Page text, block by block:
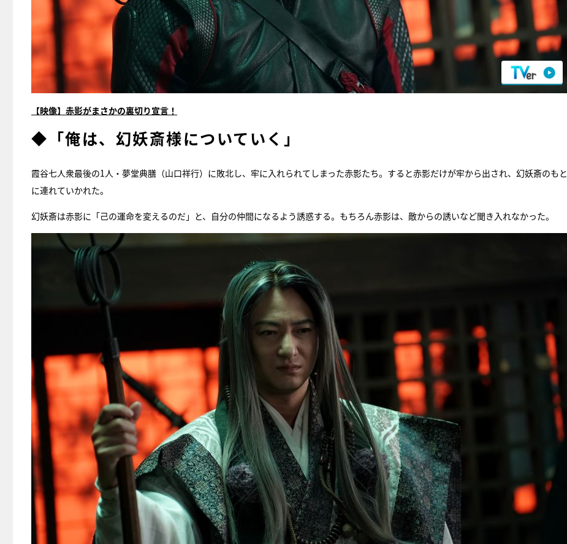
【映像】赤影がまさかの裏切り宣言！
◆「俺は、幻妖斎様についていく」
霞谷七人衆最後の1人・夢堂典膳（山口祥行）に敗北し、牢に入れられてしまった赤影たち。すると赤影だけが牢から出され、幻妖斎のもと
に連れていかれた。
幻妖斎は赤影に「己の運命を変えるのだ」と、自分の仲間になるよう誘惑する。もちろん赤影は、敵からの誘いなど聞き入れなかった。